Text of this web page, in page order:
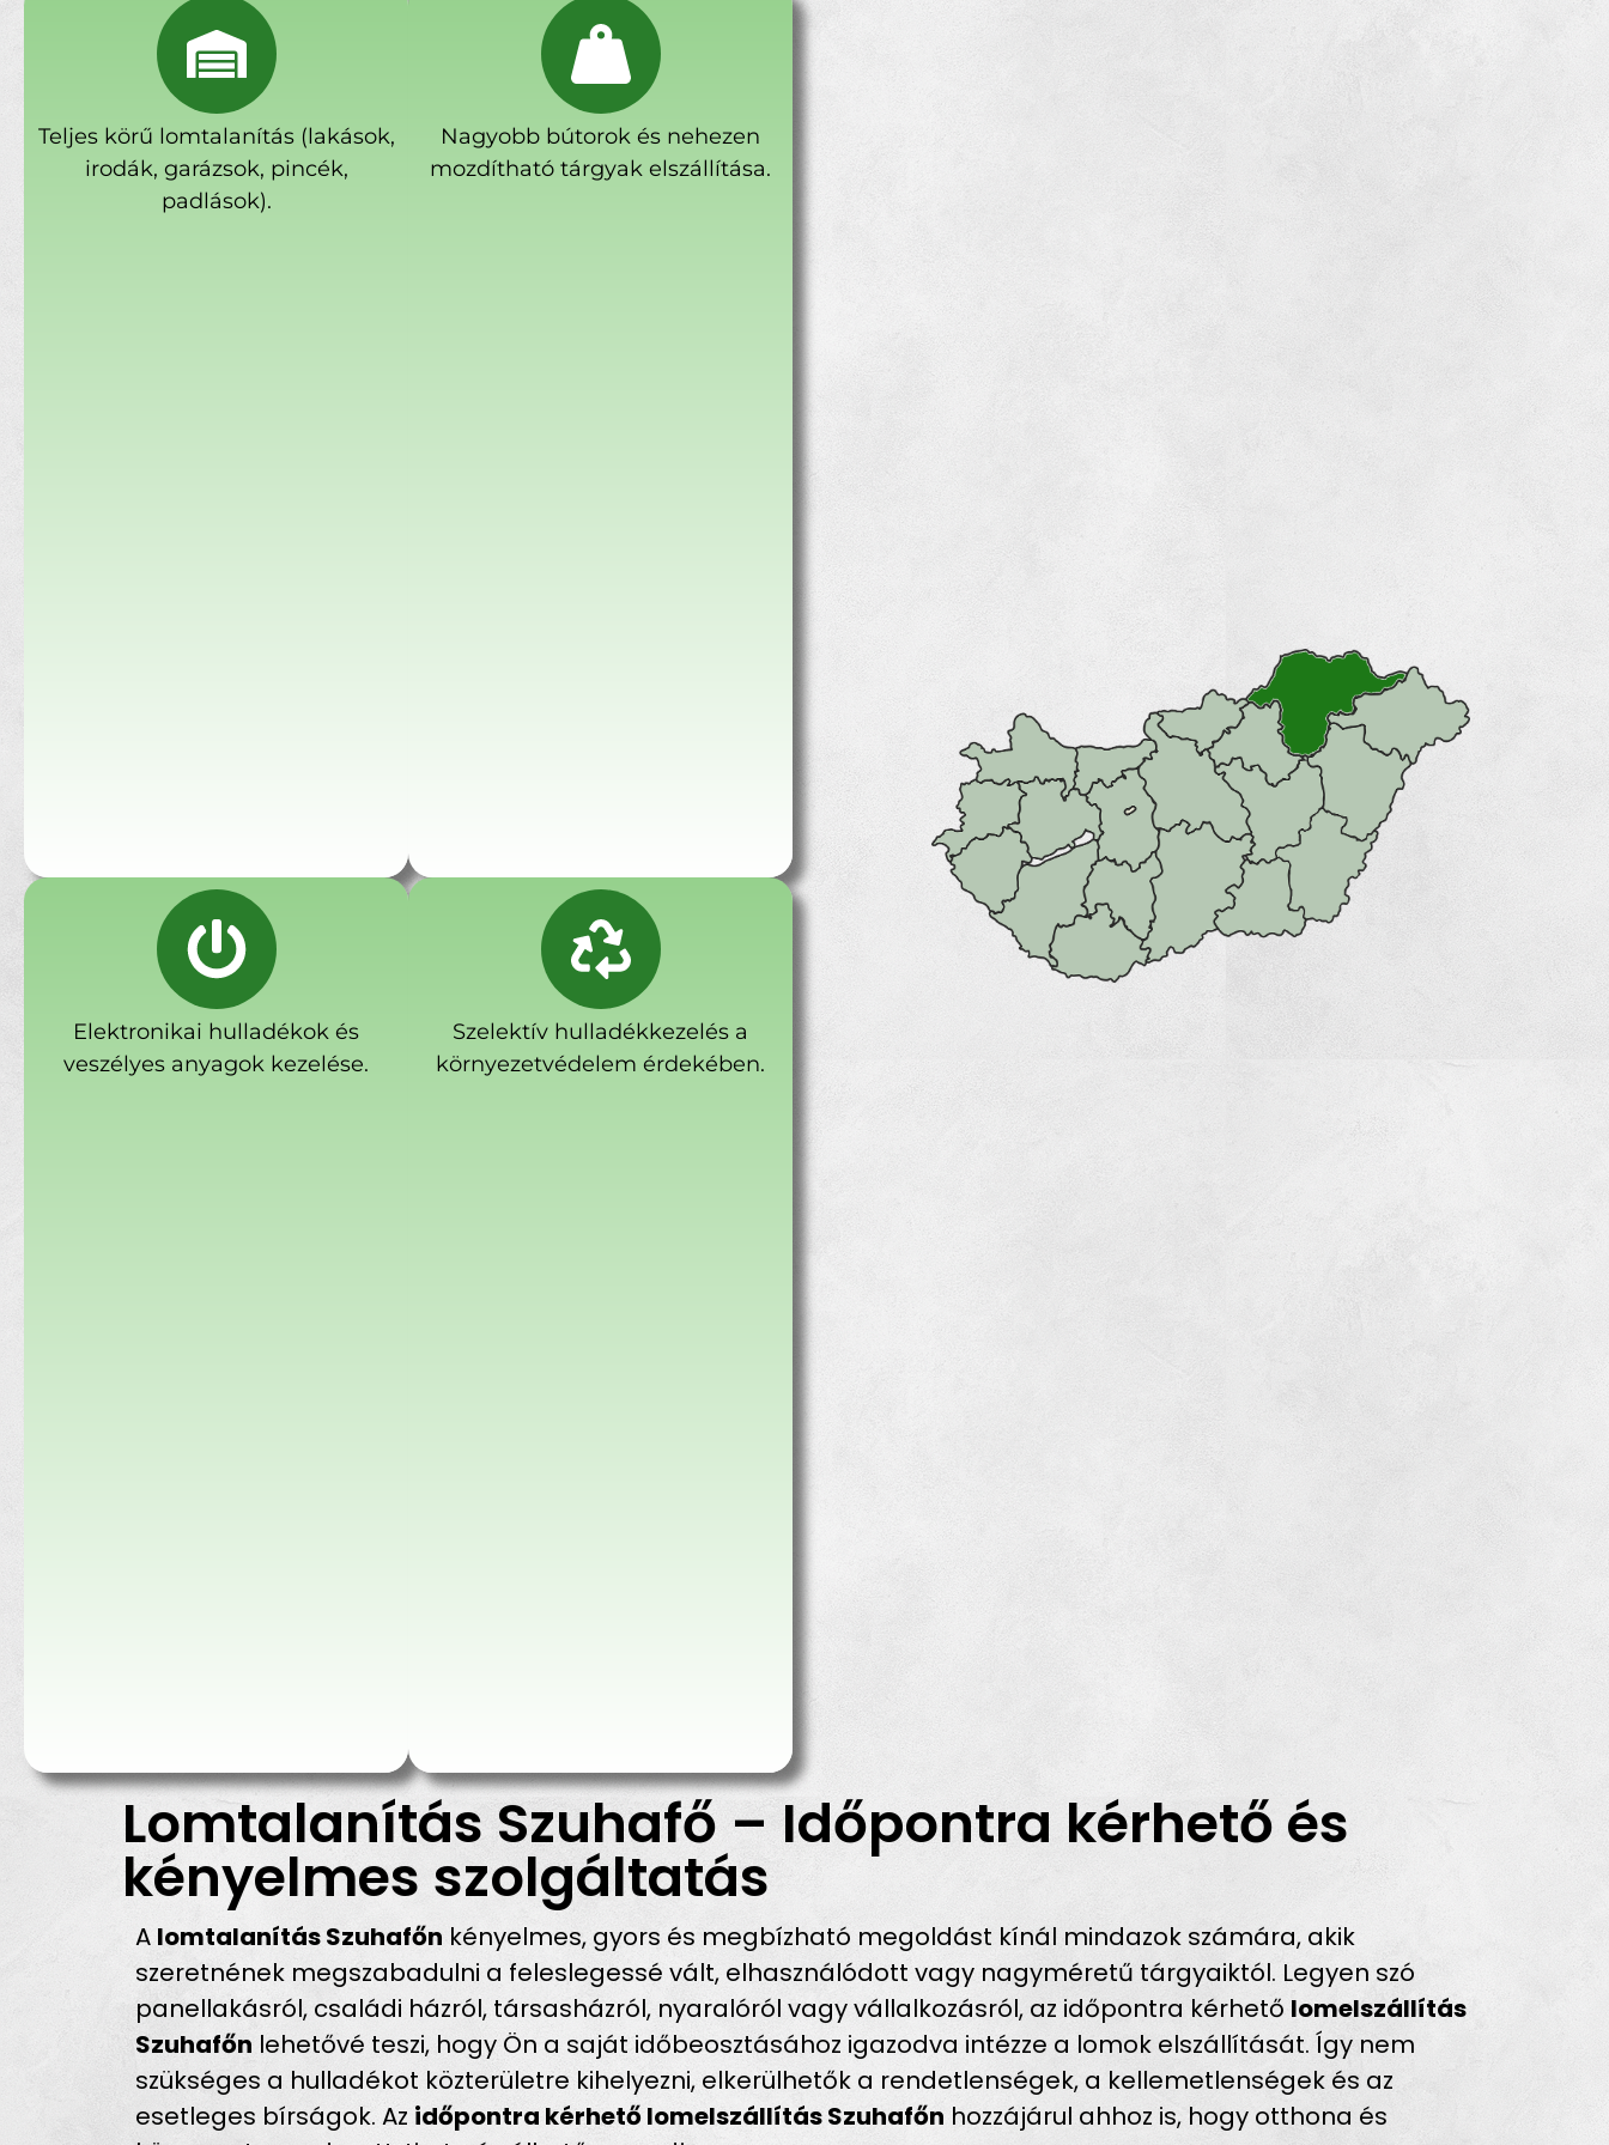
Teljes körű lomtalanítás (lakások,
irodák, garázsok, pincék,
padlások).
Nagyobb bútorok és nehezen
mozdítható tárgyak elszállítása.
Elektronikai hulladékok és
veszélyes anyagok kezelése.
Szelektív hulladékkezelés a
környezetvédelem érdekében.
Lomtalanítás Szuhafő – Időpontra kérhető és
kényelmes szolgáltatás
A lomtalanítás Szuhafőn kényelmes, gyors és megbízható megoldást kínál mindazok számára, akik
szeretnének megszabadulni a feleslegessé vált, elhasználódott vagy nagyméretű tárgyaiktól. Legyen szó
panellakásról, családi házról, társasházról, nyaralóról vagy vállalkozásról, az időpontra kérhető lomelszállítás
Szuhafőn lehetővé teszi, hogy Ön a saját időbeosztásához igazodva intézze a lomok elszállítását. Így nem
szükséges a hulladékot közterületre kihelyezni, elkerülhetők a rendetlenségek, a kellemetlenségek és az
esetleges bírságok. Az időpontra kérhető lomelszállítás Szuhafőn hozzájárul ahhoz is, hogy otthona és